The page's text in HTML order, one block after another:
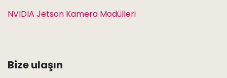
NVIDIA Jetson Kamera Modülleri
Bize ulaşın